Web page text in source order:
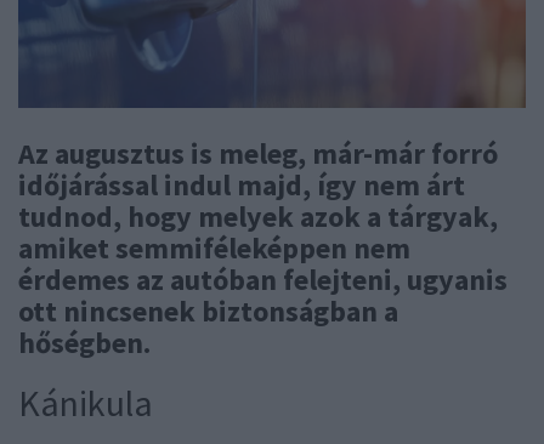
Az augusztus is meleg, már-már forró
időjárással indul majd, így nem árt
tudnod, hogy melyek azok a tárgyak,
amiket semmiféleképpen nem
érdemes az autóban felejteni, ugyanis
ott nincsenek biztonságban a
hőségben.
Kánikula